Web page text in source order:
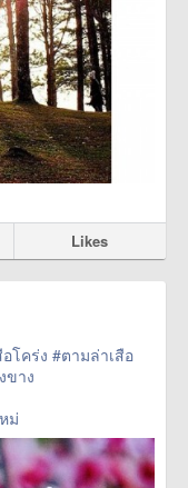
Likes
โคร่ง #ตามล่าเสือ
ขาง
ดอยอ่าง
ม่